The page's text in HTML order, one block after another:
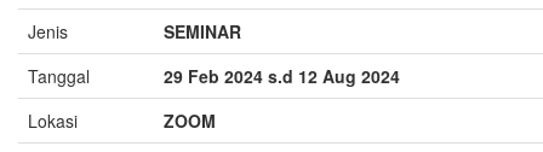
Jenis
SEMINAR
Tanggal
29 Feb 2024 s.d 12 Aug 2024
Lokasi
ZOOM